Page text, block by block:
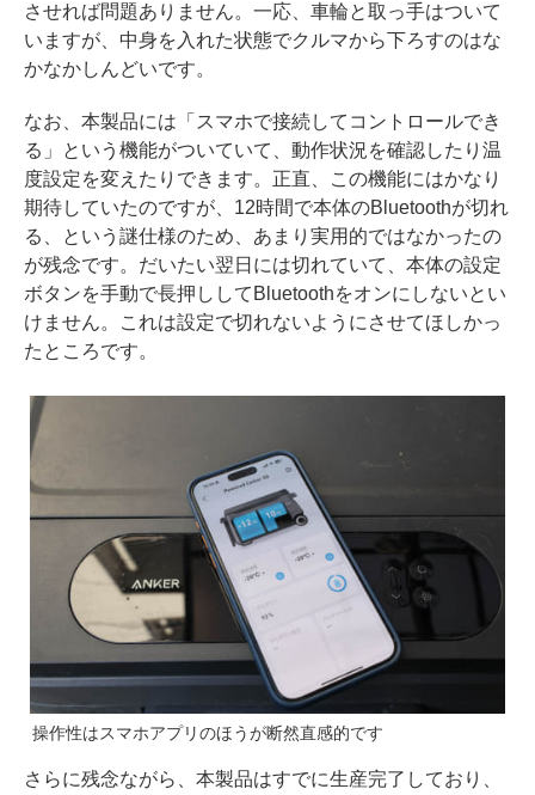
させれば問題ありません。一応、車輪と取っ手はついて
いますが、中身を入れた状態でクルマから下ろすのはな
かなかしんどいです。
なお、本製品には「スマホで接続してコントロールでき
る」という機能がついていて、動作状況を確認したり温
度設定を変えたりできます。正直、この機能にはかなり
期待していたのですが、12時間で本体のBluetoothが切れ
る、という謎仕様のため、あまり実用的ではなかったの
が残念です。だいたい翌日には切れていて、本体の設定
ボタンを手動で長押ししてBluetoothをオンにしないとい
けません。これは設定で切れないようにさせてほしかっ
たところです。
操作性はスマホアプリのほうが断然直感的です
さらに残念ながら、本製品はすでに生産完了しており、